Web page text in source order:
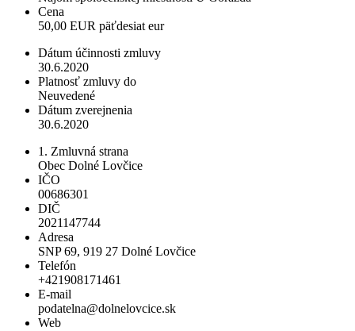
Cena
50,00 EUR päťdesiat eur
Dátum účinnosti zmluvy
30.6.2020
Platnosť zmluvy do
Neuvedené
Dátum zverejnenia
30.6.2020
1. Zmluvná strana
Obec Dolné Lovčice
IČO
00686301
DIČ
2021147744
Adresa
SNP 69, 919 27 Dolné Lovčice
Telefón
+421908171461
E-mail
podatelna@dolnelovcice.sk
Web